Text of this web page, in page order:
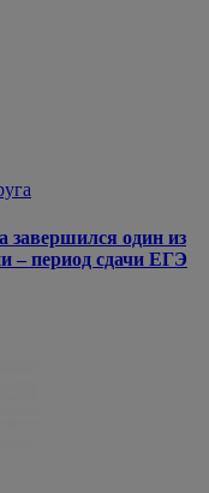
завершился один из
– период сдачи ЕГЭ